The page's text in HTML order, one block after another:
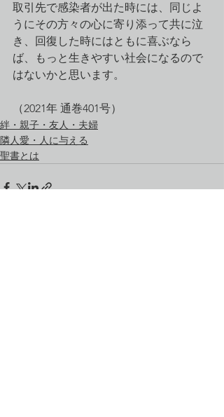
取引先で感染者が出た時には、同じよ
うにその方々の心に寄り添って共に泣
き、回復した時にはともに喜ぶなら
ば、もっと生きやすい社会になるので
はないかと思います。
（2021年 通巻401号）
絆・親子・友人・夫婦
隣人愛・人に与える
聖書とは